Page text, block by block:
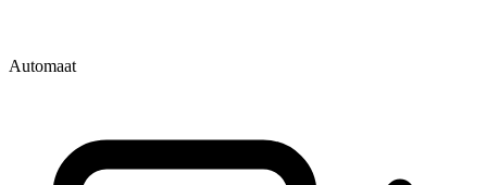
Automaat